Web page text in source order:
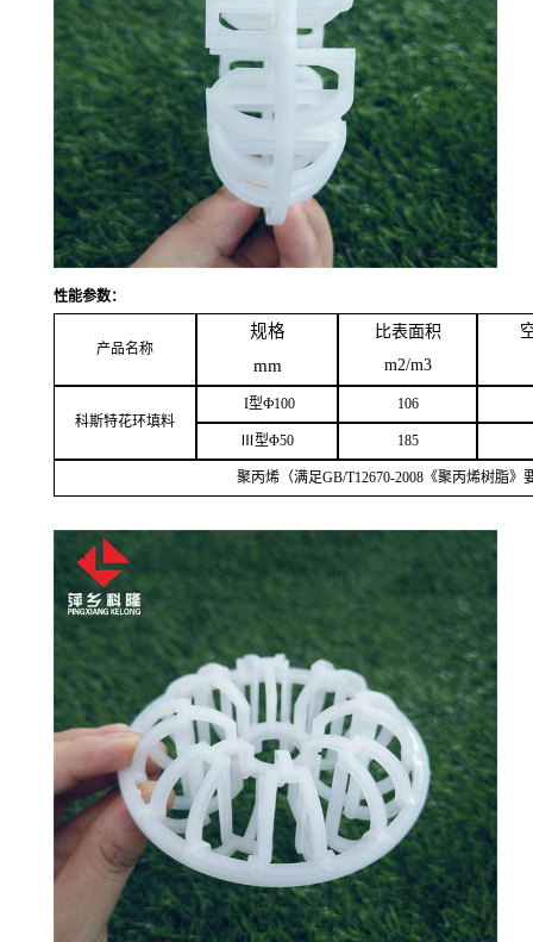
性能参数：
产品名称
规格
mm
比表面积
m2/m3
科斯特花环填料
I型Ф100 106
Ⅲ型Φ50 185
聚丙烯（满足GB/T12670-2008《聚丙烯树脂》